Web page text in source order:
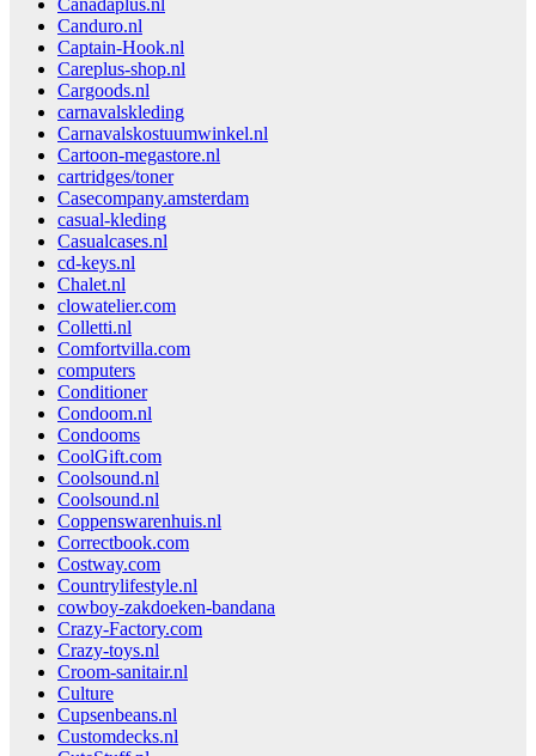
Canadaplus.nl
Canduro.nl
Captain-Hook.nl
Careplus-shop.nl
Cargoods.nl
carnavalskleding
Carnavalskostuumwinkel.nl
Cartoon-megastore.nl
cartridges/toner
Casecompany.amsterdam
casual-kleding
Casualcases.nl
cd-keys.nl
Chalet.nl
clowatelier.com
Colletti.nl
Comfortvilla.com
computers
Conditioner
Condoom.nl
Condooms
CoolGift.com
Coolsound.nl
Coolsound.nl
Coppenswarenhuis.nl
Correctbook.com
Costway.com
Countrylifestyle.nl
cowboy-zakdoeken-bandana
Crazy-Factory.com
Crazy-toys.nl
Croom-sanitair.nl
Culture
Cupsenbeans.nl
Customdecks.nl